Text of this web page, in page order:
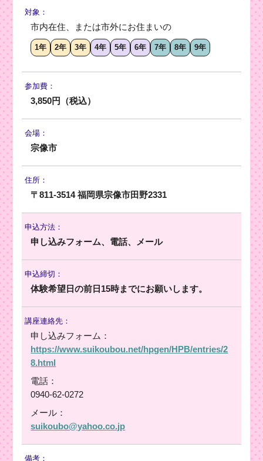
対象：
市内在住、または市外にお住まいの
1年 2年 3年 4年 5年 6年 7年 8年 9年
参加費：
3,850円（税込）
会場：
宗像市
住所：
〒811-3514 福岡県宗像市田野2331
申込方法：
申し込みフォーム、電話、メール
申込締切：
体験希望日の前日15時までにお願いします。
講座連絡先：
申し込みフォーム：
https://www.suikoubou.net/hpgen/HPB/entries/2
8.html
電話：
0940-62-0272
メール：
suikoubo@yahoo.co.jp
備考：